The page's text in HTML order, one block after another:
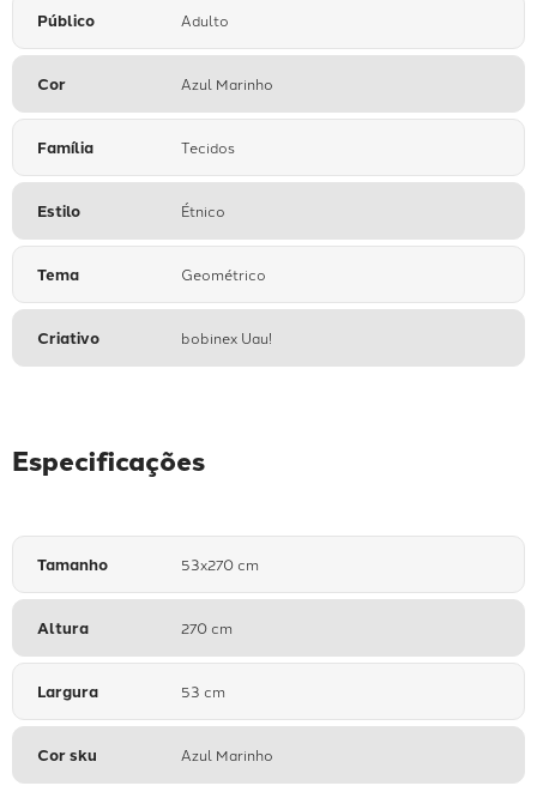
Público Adulto
Cor Azul Marinho
Família Tecidos
Estilo Étnico
Tema Geométrico
Criativo bobinex Uau!
Especificações
Tamanho 53x270 cm
Altura 270 cm
Largura 53 cm
Cor sku Azul Marinho